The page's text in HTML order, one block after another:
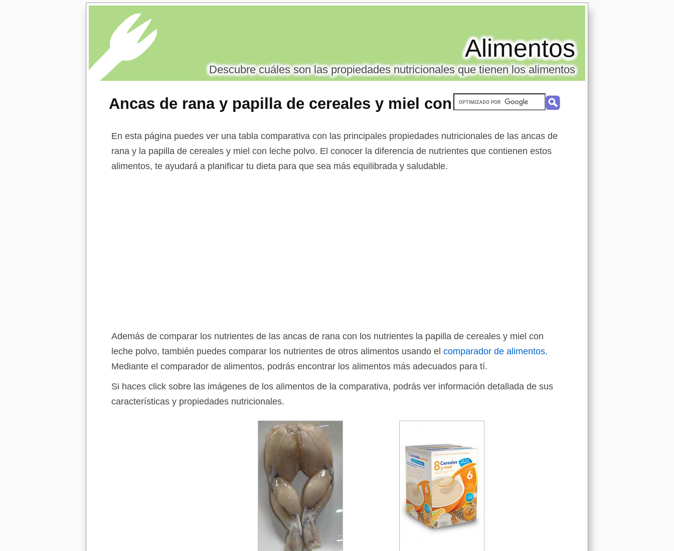
Ancas de rana y papilla de cereales y miel con
leche polvo
Alimentos
Descubre cuáles son las propiedades nutricionales que tienen los alimentos
En esta página puedes ver una tabla comparativa con las principales propiedades nutricionales de las ancas de
rana y la papilla de cereales y miel con leche polvo. El conocer la diferencia de nutrientes que contienen estos
alimentos, te ayudará a planificar tu dieta para que sea más equilibrada y saludable.
Además de comparar los nutrientes de las ancas de rana con los nutrientes la papilla de cereales y miel con
leche polvo, también puedes comparar los nutrientes de otros alimentos usando el comparador de alimentos.
Mediante el comparador de alimentos, podrás encontrar los alimentos más adecuados para tí.
Si haces click sobre las imágenes de los alimentos de la comparativa, podrás ver información detallada de sus
características y propiedades nutricionales.